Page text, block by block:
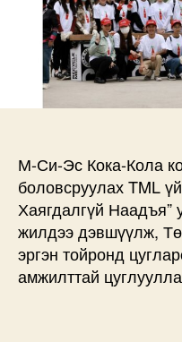
М-Си-Эс Кока-Кола
боловсруулах TML
Хаягдалгүй Наадъя”
жилдээ дэвшүүлж,
эргэн тойронд
амжилттай